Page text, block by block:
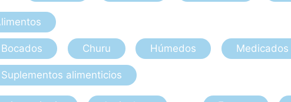
Bocados Churu Húmedos Medicados
Suplementos alimenticios